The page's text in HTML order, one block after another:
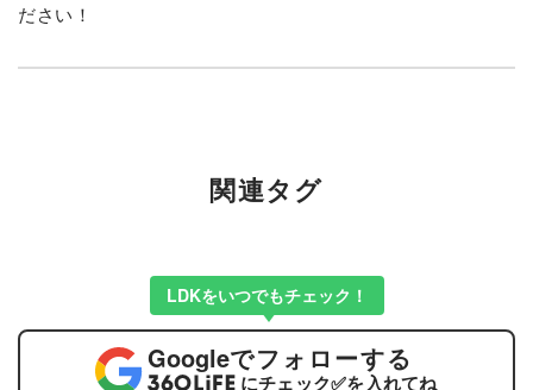
ださい！
関連タグ
LDKをいつでもチェック！
Googleでフォローする
にチェック✅を入れてね